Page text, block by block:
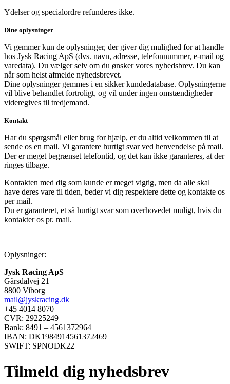
Ydelser og specialordre refunderes ikke.
Dine oplysninger
Vi gemmer kun de oplysninger, der giver dig mulighed for at handle
hos Jysk Racing ApS (dvs. navn, adresse, telefonnummer, e-mail og
varedata). Du vælger selv om du ønsker vores nyhedsbrev. Du kan
når som helst afmelde nyhedsbrevet.
Dine oplysninger gemmes i en sikker kundedatabase. Oplysningerne
vil blive behandlet fortroligt, og vil under ingen omstændigheder
videregives til tredjemand.
Kontakt
Har du spørgsmål eller brug for hjælp, er du altid velkommen til at
sende os en mail. Vi garantere hurtigt svar ved henvendelse på mail.
Der er meget begrænset telefontid, og det kan ikke garanteres, at der
ringes tilbage.
Kontakten med dig som kunde er meget vigtig, men da alle skal
have deres vare til tiden, beder vi dig respektere dette og kontakte os
per mail.
Du er garanteret, et så hurtigt svar som overhovedet muligt, hvis du
kontakter os pr. mail.
Oplysninger:
Jysk Racing ApS
Gårsdalvej 21
8800 Viborg
mail@jyskracing.dk
+45 4014 8070
CVR: 29225249
Bank: 8491 – 4561372964
IBAN: DK1984914561372469
SWIFT: SPNODK22
Tilmeld dig nyhedsbrev